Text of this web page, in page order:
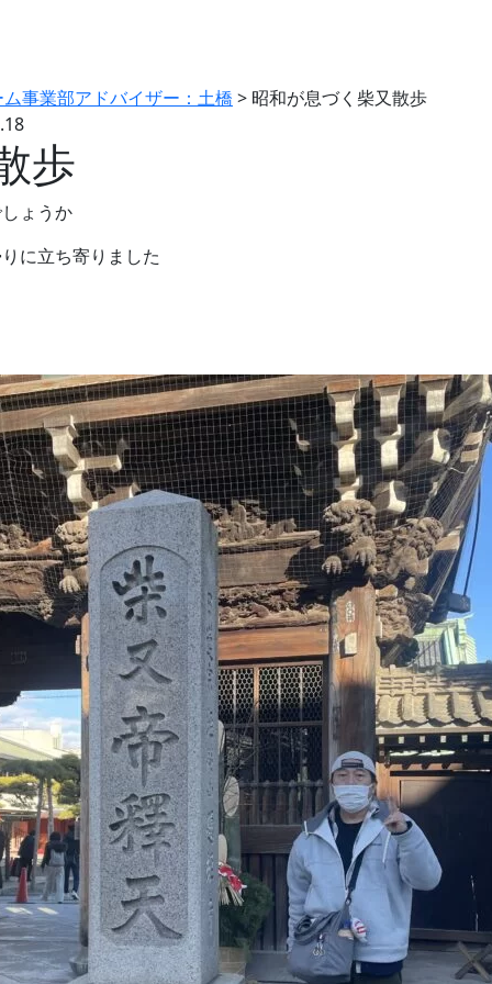
事業部アドバイザー：土橋 > 昭和が息づく柴又散歩
歩
ょうか
に立ち寄りました